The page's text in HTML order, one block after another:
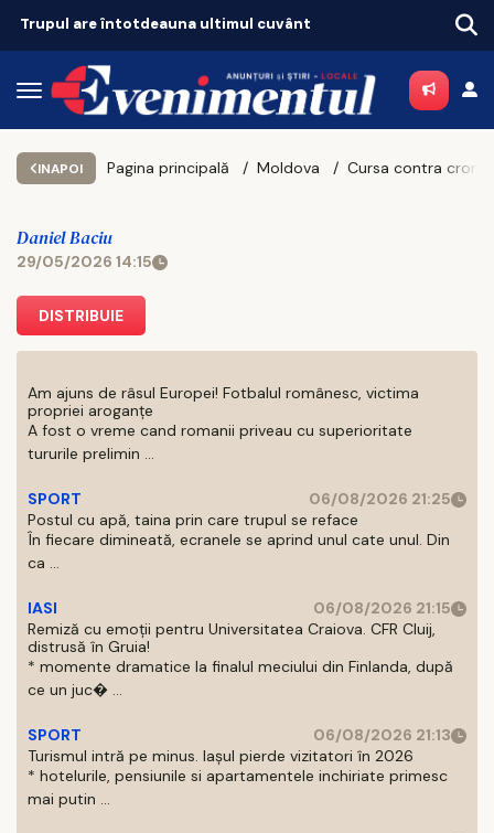
INAPOI Pagina principală Moldova
Daniel Baciu
29/05/2026 14:15
DISTRIBUIE
Am ajuns de râsul Europei! Fotbalul românesc, victima
propriei aroganțe
A fost o vreme cand romanii priveau cu superioritate
tururile prelimin ...
SPORT
06/08/2026 21:25
Postul cu apă, taina prin care trupul se reface
În fiecare dimineată, ecranele se aprind unul cate unul. Din
ca ...
IASI
06/08/2026 21:15
Remiză cu emoții pentru Universitatea Craiova. CFR Cluij,
distrusă în Gruia!
* momente dramatice la finalul meciului din Finlanda, după
ce un juc� ...
SPORT
06/08/2026 21:13
Turismul intră pe minus. Iașul pierde vizitatori în 2026
* hotelurile, pensiunile si apartamentele inchiriate primesc
mai putin ...